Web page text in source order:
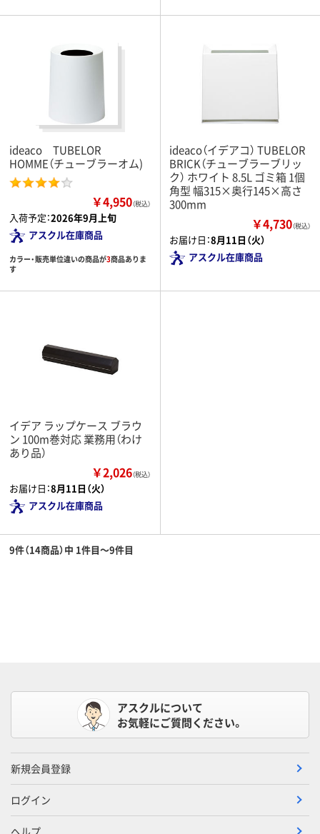
ideaco TUBELOR
HOMME（チューブラーオム)
￥4,950（税込）
入荷予定：2026年9月上旬
アスクル在庫商品
カラー・販売単位違いの商品が3商品ありま
す
ideaco（イデアコ） TUBELOR
BRICK（チューブラーブリッ
ク） ホワイト 8.5L ゴミ箱 1個
角型 幅315×奥行145×高さ
300mm
￥4,730（税込）
お届け日：8月11日（火）
アスクル在庫商品
イデア ラップケース ブラウ
ン 100m巻対応 業務用（わけ
あり品）
￥2,026（税込）
お届け日：8月11日（火）
アスクル在庫商品
9件（14商品）中 1件目～9件目
アスクルについて
お気軽にご質問ください。
新規会員登録
ログイン
ヘルプ